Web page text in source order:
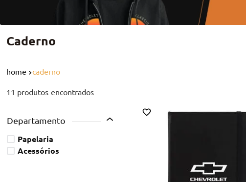
Caderno
caderno
11 produtos
departamento
papelaria
acessórios